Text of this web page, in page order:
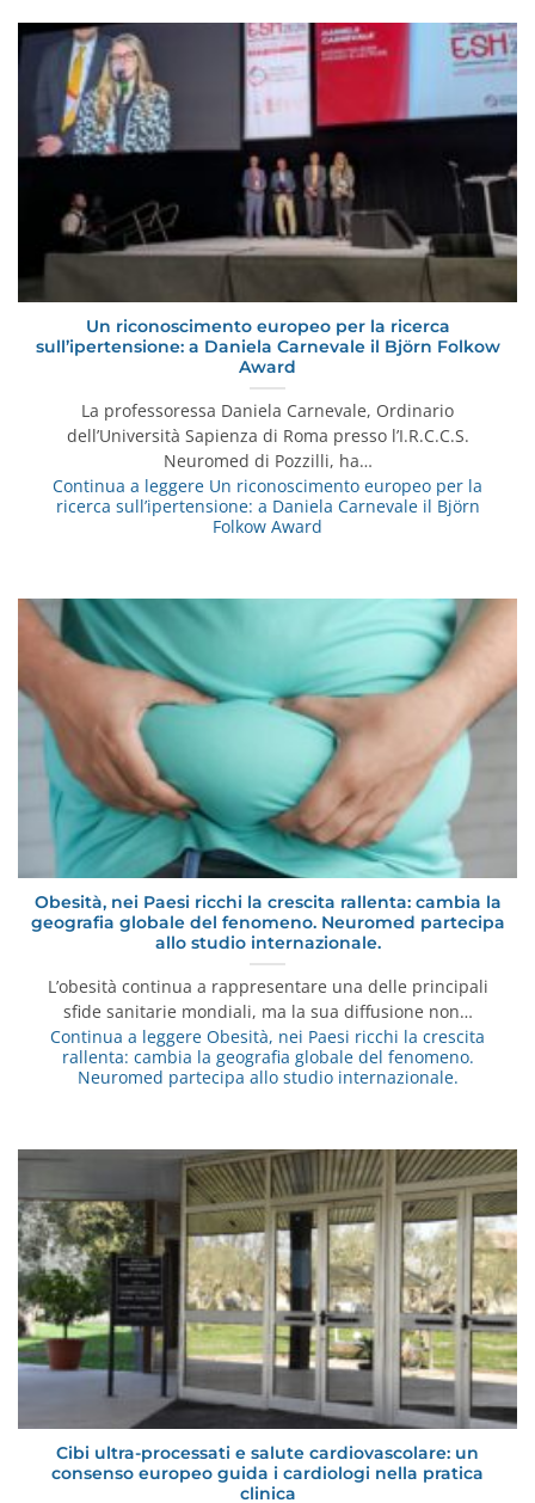
Un riconoscimento europeo per la ricerca
sull’ipertensione: a Daniela Carnevale il Björn Folkow
Award
La professoressa Daniela Carnevale, Ordinario
dell’Università Sapienza di Roma presso l’I.R.C.C.S.
Neuromed di Pozzilli, ha…
Continua a leggere Un riconoscimento europeo per la
ricerca sull’ipertensione: a Daniela Carnevale il Björn
Folkow Award
Obesità, nei Paesi ricchi la crescita rallenta: cambia la
geografia globale del fenomeno. Neuromed partecipa
allo studio internazionale.
L’obesità continua a rappresentare una delle principali
sfide sanitarie mondiali, ma la sua diffusione non…
Continua a leggere Obesità, nei Paesi ricchi la crescita
rallenta: cambia la geografia globale del fenomeno.
Neuromed partecipa allo studio internazionale.
Cibi ultra-processati e salute cardiovascolare: un
consenso europeo guida i cardiologi nella pratica
clinica